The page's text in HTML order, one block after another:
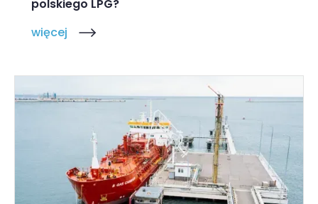
polskiego LPG?
więcej